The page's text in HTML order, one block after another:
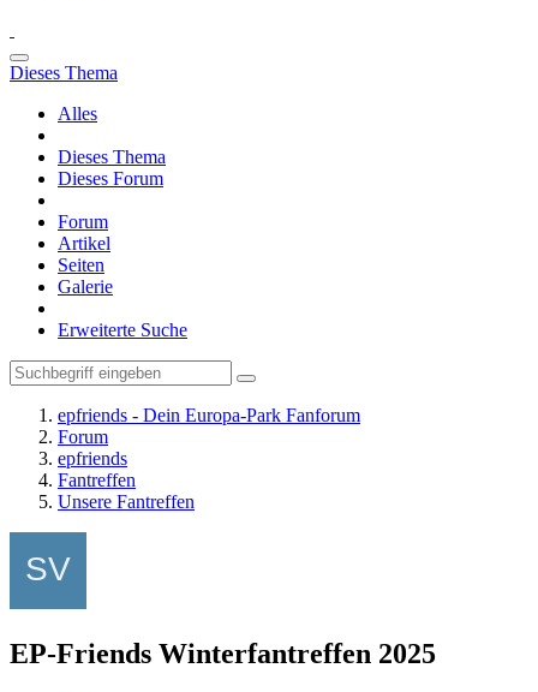
Dieses Thema
Alles
Dieses Thema
Dieses Forum
Forum
Artikel
Seiten
Galerie
Erweiterte Suche
epfriends - Dein Europa-Park Fanforum
Forum
epfriends
Fantreffen
Unsere Fantreffen
EP-Friends Winterfantreffen 2025